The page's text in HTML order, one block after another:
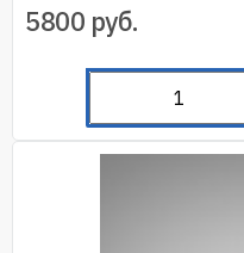
5800 руб.